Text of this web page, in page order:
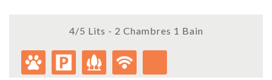
4/5 Lits - 2 Chambres 1 Bain